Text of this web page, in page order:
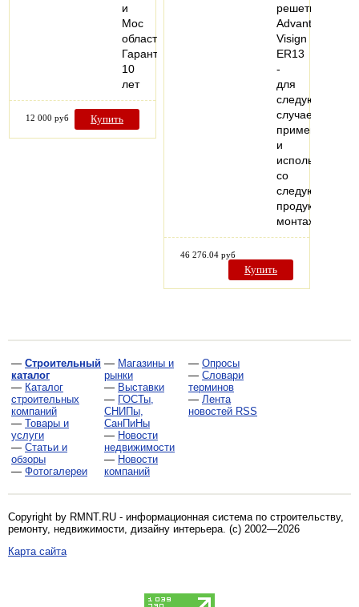
и
Мос
область
Гарантия
10
лет
12 000 руб Купить
решеткой
Advantix
Visign
ER13
-
для
следующих
случаев
применения
и
использования
со
следующей
продукцией:
монтаж…
46 276.04 руб
Купить
— Строительный
каталог
— Каталог
строительных
компаний
— Товары и
услуги
— Статьи и
обзоры
— Фотогалереи
— Магазины и
рынки
— Выставки
— ГОСТы,
СНИПы,
СанПиНы
— Новости
недвижимости
— Новости
компаний
— Опросы
— Словари
терминов
— Лента
новостей RSS
Copyright by RMNT.RU - информационная система по строительству,
ремонту, недвижимости, дизайну интерьера. (c) 2002—2026
Карта сайта